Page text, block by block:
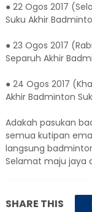
● 22 Ogos 2017
Suku Akhir
● 23 Ogos 2017
Separuh Akhir
● 24 Ogos 2017
Akhir Badminton
Adakah pasukan
semua kutipan
langsung
Selamat maju jaya
SHARE THIS